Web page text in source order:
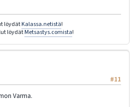
löydätKalassa.netistä!
löydätMetsastys.comista!
#11
Varma.